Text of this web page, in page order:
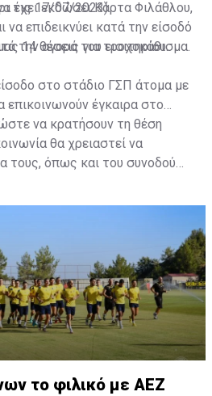
έχει εκδώσει Κάρτα Φιλάθλου,
να επιδεικνύει κατά την είσοδό
την αγορά του εισιτηρίου.
τις 17/07/2023)
14 θέσεις για τροχοκάθισμα.
στο στάδιο ΓΣΠ άτομα με
επικοινωνούν έγκαιρα στο
να κρατήσουν τη θέση
θα χρειαστεί να
τους, όπως και του συνοδού
πινακίδας αυτοκινήτου,
το φιλικό με ΑΕΖ